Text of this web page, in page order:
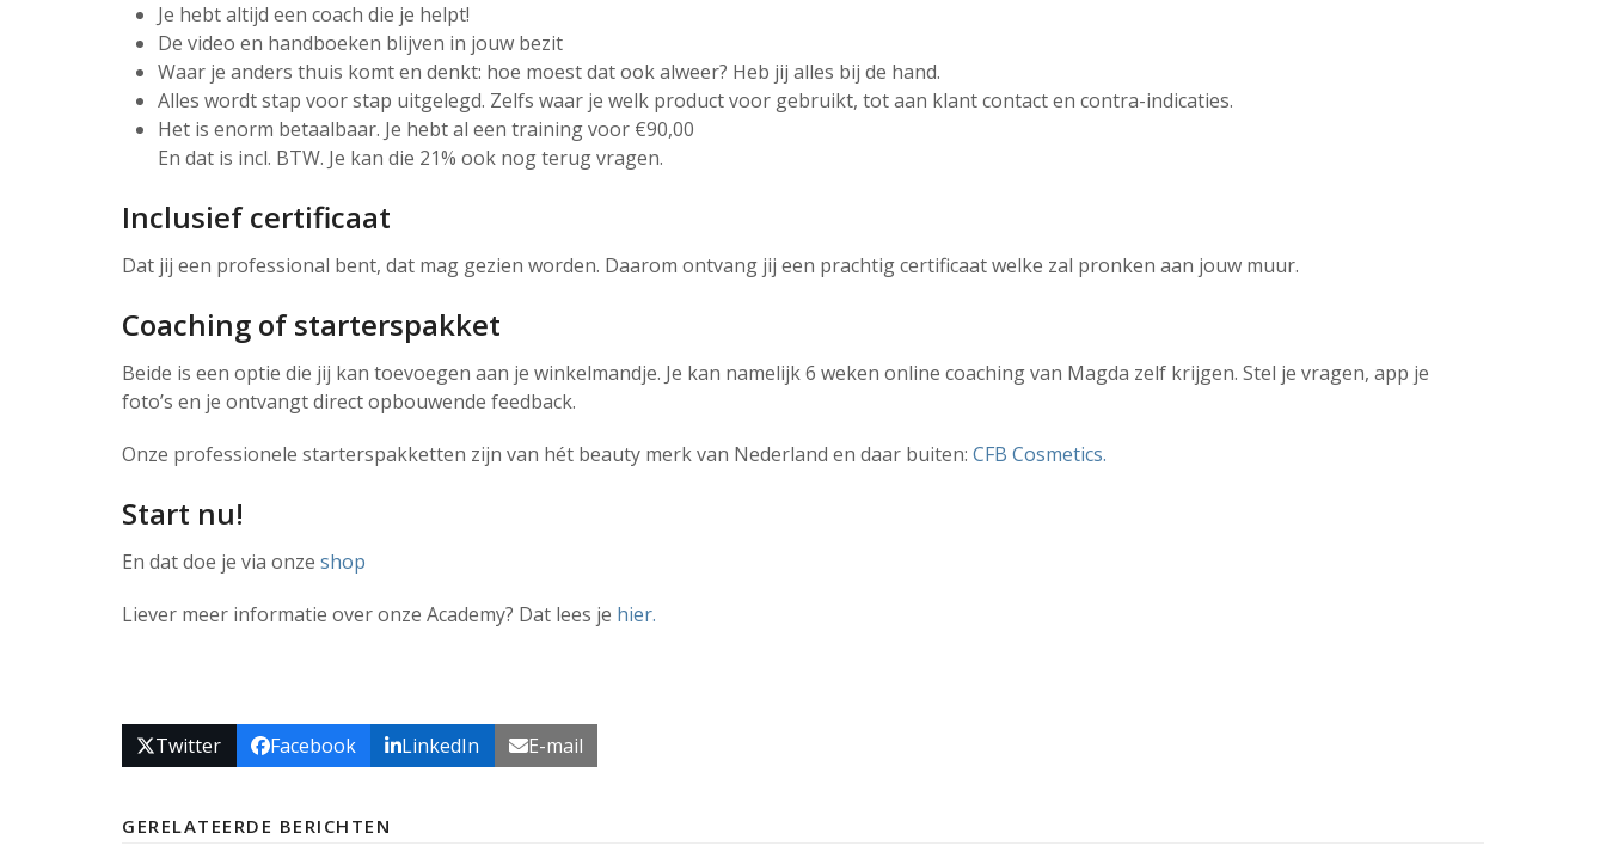
Je hebt altijd een coach die je helpt!
De video en handboeken blijven in jouw bezit
Waar je anders thuis komt en denkt: hoe moest dat ook alweer? Heb jij alles bij de hand.
Alles wordt stap voor stap uitgelegd. Zelfs waar je welk product voor gebruikt, tot aan klant contact en contra-indicaties.
Het is enorm betaalbaar. Je hebt al een training voor €90,00
En dat is incl. BTW. Je kan die 21% ook nog terug vragen.
Inclusief certificaat
Dat jij een professional bent, dat mag gezien worden. Daarom ontvang jij een prachtig certificaat welke zal pronken aan jouw muur.
Coaching of starterspakket
Beide is een optie die jij kan toevoegen aan je winkelmandje. Je kan namelijk 6 weken online coaching van Magda zelf krijgen. Stel je vragen, app je
foto’s en je ontvangt direct opbouwende feedback.
Onze professionele starterspakketten zijn van hét beauty merk van Nederland en daar buiten: CFB Cosmetics.
Start nu!
En dat doe je via onze shop
Liever meer informatie over onze Academy? Dat lees je hier.
Twitter Facebook LinkedIn E-mail
GERELATEERDE BERICHTEN